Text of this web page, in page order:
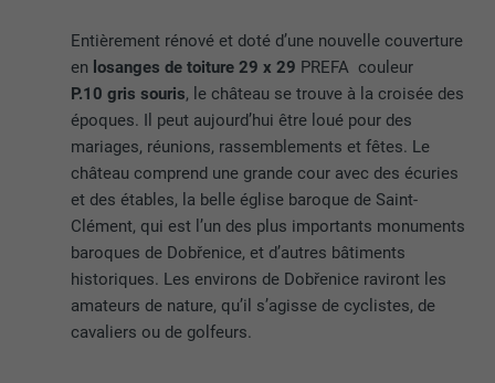
Entièrement rénové et doté d’une nouvelle couverture
en losanges de toiture 29 x 29 PREFA couleur
P.10 gris souris, le château se trouve à la croisée des
époques. Il peut aujourd’hui être loué pour des
mariages, réunions, rassemblements et fêtes. Le
château comprend une grande cour avec des écuries
et des étables, la belle église baroque de Saint-
Clément, qui est l’un des plus importants monuments
baroques de Dobřenice, et d’autres bâtiments
historiques. Les environs de Dobřenice raviront les
amateurs de nature, qu’il s’agisse de cyclistes, de
cavaliers ou de golfeurs.